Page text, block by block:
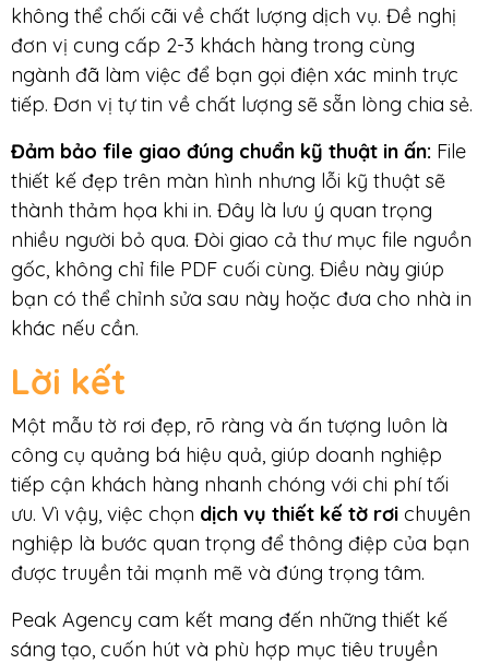
không thể chối cãi về chất lượng dịch vụ. Đề nghị
đơn vị cung cấp 2-3 khách hàng trong cùng
ngành đã làm việc để bạn gọi điện xác minh trực
tiếp. Đơn vị tự tin về chất lượng sẽ sẵn lòng chia sẻ.
Đảm bảo file giao đúng chuẩn kỹ thuật in ấn: File
thiết kế đẹp trên màn hình nhưng lỗi kỹ thuật sẽ
thành thảm họa khi in. Đây là lưu ý quan trọng
nhiều người bỏ qua. Đòi giao cả thư mục file nguồn
gốc, không chỉ file PDF cuối cùng. Điều này giúp
bạn có thể chỉnh sửa sau này hoặc đưa cho nhà in
khác nếu cần.
Lời kết
Một mẫu tờ rơi đẹp, rõ ràng và ấn tượng luôn là
công cụ quảng bá hiệu quả, giúp doanh nghiệp
tiếp cận khách hàng nhanh chóng với chi phí tối
ưu. Vì vậy, việc chọn dịch vụ thiết kế tờ rơi chuyên
nghiệp là bước quan trọng để thông điệp của bạn
được truyền tải mạnh mẽ và đúng trọng tâm.
Peak Agency cam kết mang đến những thiết kế
sáng tạo, cuốn hút và phù hợp mục tiêu truyền